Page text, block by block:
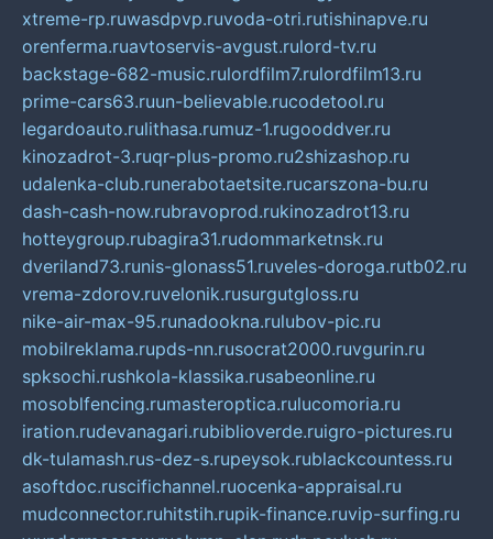
xtreme-rp.ruwasdpvp.ruvoda-otri.rutishinapve.ru
orenferma.ruavtoservis-avgust.rulord-tv.ru
backstage-682-music.rulordfilm7.rulordfilm13.ru
prime-cars63.ruun-believable.rucodetool.ru
legardoauto.rulithasa.rumuz-1.rugooddver.ru
kinozadrot-3.ruqr-plus-promo.ru2shizashop.ru
udalenka-club.runerabotaetsite.rucarszona-bu.ru
dash-cash-now.rubravoprod.rukinozadrot13.ru
hotteygroup.rubagira31.rudommarketnsk.ru
dveriland73.runis-glonass51.ruveles-doroga.rutb02.ru
vrema-zdorov.ruvelonik.rusurgutgloss.ru
nike-air-max-95.runadookna.rulubov-pic.ru
mobilreklama.rupds-nn.rusocrat2000.ruvgurin.ru
spksochi.rushkola-klassika.rusabeonline.ru
mosoblfencing.rumasteroptica.rulucomoria.ru
iration.rudevanagari.rubiblioverde.ruigro-pictures.ru
dk-tulamash.rus-dez-s.rupeysok.rublackcountess.ru
asoftdoc.ruscifichannel.ruocenka-appraisal.ru
mudconnector.ruhitstih.rupik-finance.ruvip-surfing.ru